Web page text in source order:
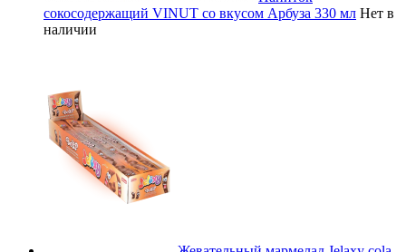
сокосодержащий VINUT со вкусом Арбуза 330 мл Нет в
наличии